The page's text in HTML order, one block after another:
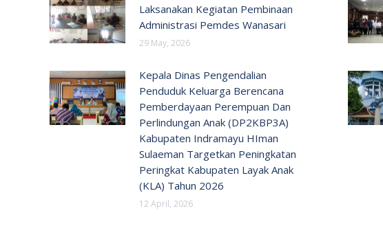
Laksanakan Kegiatan Pembinaan
Administrasi Pemdes Wanasari
29 May, 2026
Kepala Dinas Pengendalian
Penduduk Keluarga Berencana
Pemberdayaan Perempuan Dan
Perlindungan Anak (DP2KBP3A)
Kabupaten Indramayu HIman
Sulaeman Targetkan Peningkatan
Peringkat Kabupaten Layak Anak
(KLA) Tahun 2026
12 April, 2026